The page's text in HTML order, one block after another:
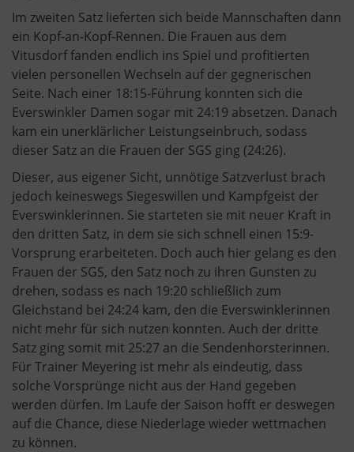
Im zweiten Satz lieferten sich beide Mannschaften dann
ein Kopf-an-Kopf-Rennen. Die Frauen aus dem
Vitusdorf fanden endlich ins Spiel und profitierten
vielen personellen Wechseln auf der gegnerischen
Seite. Nach einer 18:15-Führung konnten sich die
Everswinkler Damen sogar mit 24:19 absetzen. Danach
kam ein unerklärlicher Leistungseinbruch, sodass
dieser Satz an die Frauen der SGS ging (24:26).
Dieser, aus eigener Sicht, unnötige Satzverlust brach
jedoch keineswegs Siegeswillen und Kampfgeist der
Everswinklerinnen. Sie starteten sie mit neuer Kraft in
den dritten Satz, in dem sie sich schnell einen 15:9-
Vorsprung erarbeiteten. Doch auch hier gelang es den
Frauen der SGS, den Satz noch zu ihren Gunsten zu
drehen, sodass es nach 19:20 schließlich zum
Gleichstand bei 24:24 kam, den die Everswinklerinnen
nicht mehr für sich nutzen konnten. Auch der dritte
Satz ging somit mit 25:27 an die Sendenhorsterinnen.
Für Trainer Meyering ist mehr als eindeutig, dass
solche Vorsprünge nicht aus der Hand gegeben
werden dürfen. Im Laufe der Saison hofft er deswegen
auf die Chance, diese Niederlage wieder wettmachen
zu können.